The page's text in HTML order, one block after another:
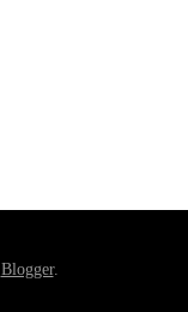
Blogger.